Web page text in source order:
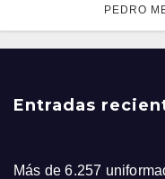
PEDRO
Entradas
Más de 6.257